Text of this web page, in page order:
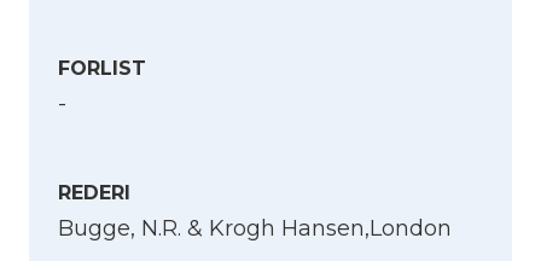
FORLIST
-
REDERI
Bugge, N.R. & Krogh Hansen,London